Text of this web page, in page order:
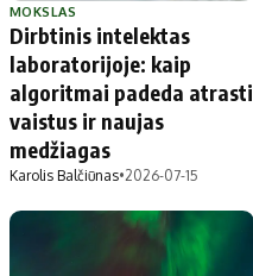
MOKSLAS
Dirbtinis intelektas
laboratorijoje: kaip
algoritmai padeda atrasti
vaistus ir naujas
medžiagas
Karolis Balčiūnas•2026-07-15